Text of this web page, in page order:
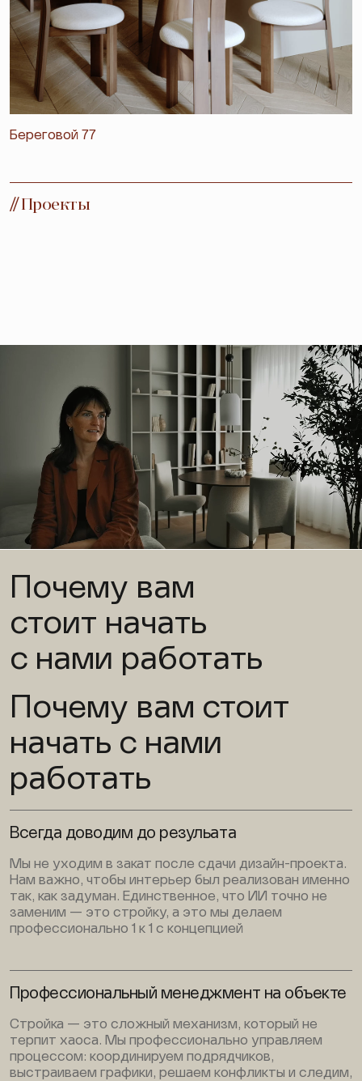
Береговой 77
// Проекты
Почему вам
стоит начать
с нами работать
Почему вам стоит
начать с нами
работать
Всегда доводим до резульата
Мы не уходим в закат после сдачи дизайн-проекта.
Нам важно, чтобы интерьер был реализован именно
так, как задуман. Единственное, что ИИ точно не
заменим — это стройку, а это мы делаем
профессионально 1 к 1 с концепцией
Профессиональный менеджмент на объекте
Стройка — это сложный механизм, который не
терпит хаоса. Мы профессионально управляем
процессом: координируем подрядчиков,
выстраиваем графики, решаем конфликты и следим,